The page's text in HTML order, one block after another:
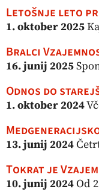
Letošnje leto
1. oktober 2025
Bralci
16. junij 2025
Odnos do
1. oktober 2024
13. junij 2024
Tokrat je
10. junij 2024Od